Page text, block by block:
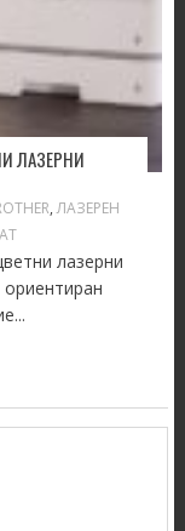
ЛАЗЕРНИ
,ЛАЗЕРЕН
лазерни